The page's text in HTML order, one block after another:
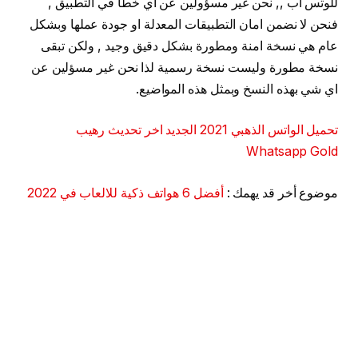
فنحن لا نضمن امان التطبيقات المعدلة او جودة عملها وبشكل
عام هي نسخة امنة ومطورة بشكل دقيق وجيد , ولكن تبقى
نسخة مطورة وليست نسخة رسمية لذا نحن غير مسؤلين عن
اي شي بهذه النسخ وبمثل هذه المواضيع.
تحميل الواتس الذهبي 2021 الجديد اخر تحديث رهيب
Whatsapp Gold
موضوع أخر قد يهمك : أفضل 6 هواتف ذكية للالعاب في 2022